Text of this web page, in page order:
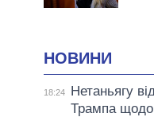
НОВИНИ
18:24
Нетаньягу
Трампа щодо